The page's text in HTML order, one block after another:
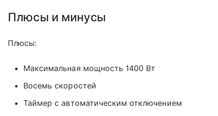
Плюсы и минусы
Плюсы:
Максимальная мощность 1400 Вт
Восемь скоростей
Таймер с автоматическим отключением